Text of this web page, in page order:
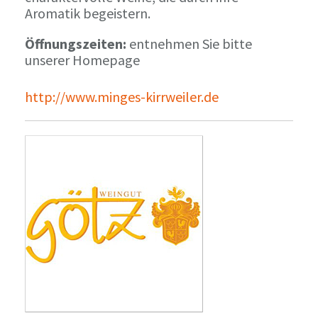
Aromatik begeistern.
Öffnungszeiten: entnehmen Sie bitte
unserer Homepage
http://www.minges-kirrweiler.de